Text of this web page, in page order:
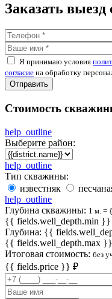
Заказать выезд
Я принимаю условия
согласие на обработку
Отправить
Стоимость
help_outline
Выберите район:
help_outline
Тип скважины:
известняк
help_outline
Глубина скважины: 1 м. =
{{ fields.well_depth.min
Глубина: {{
{{ fields.well_depth.max
Итоговая стоимость: без
{{ fields.price }} ₽